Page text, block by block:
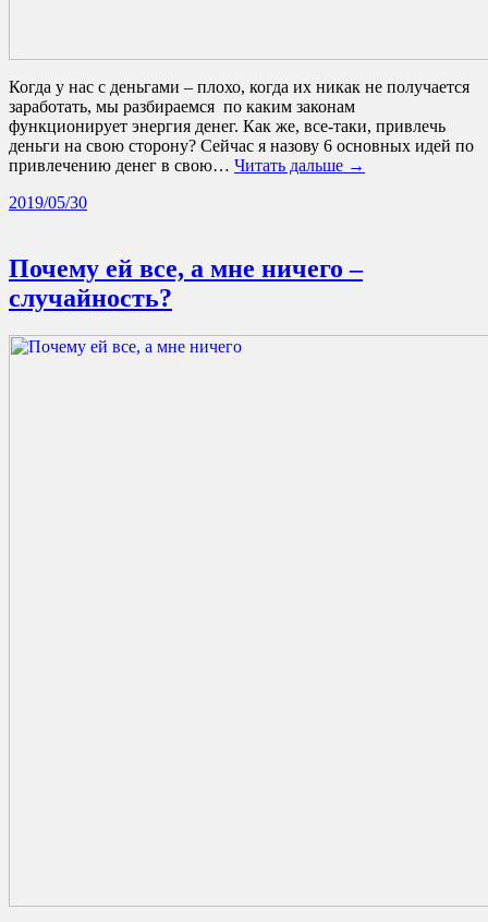
Когда у нас с деньгами – плохо, когда их никак не получается
заработать, мы разбираемся по каким законам
функционирует энергия денег. Как же, все-таки, привлечь
деньги на свою сторону? Сейчас я назову 6 основных идей по
привлечению денег в свою… Читать дальше →
2019/05/30
Почему ей все, а мне ничего –
случайность?